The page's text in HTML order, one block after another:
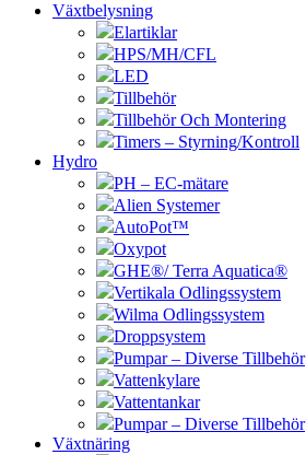
Växtbelysning
Elartiklar
HPS/MH/CFL
LED
Tillbehör
Tillbehör Och Montering
Timers – Styrning/Kontroll
Hydro
PH – EC-mätare
Alien Systemer
AutoPot™
Oxypot
GHE®/ Terra Aquatica®
Vertikala Odlingssystem
Wilma Odlingssystem
Droppsystem
Pumpar – Diverse Tillbehör
Vattenkylare
Vattentankar
Pumpar – Diverse Tillbehör
Växtnäring